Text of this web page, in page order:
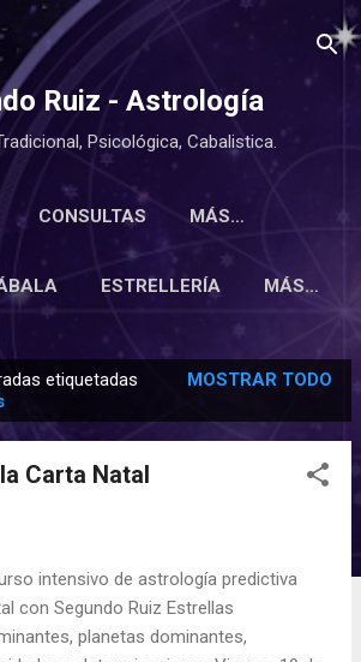
Ir al contenido principal
Ruiz - Astrología
Psicológica, Cabalistica.
CONSULTAS MÁS…
ESTRELLERÍA MÁS…
etiquetadas
MOSTRAR TODO
Carta Natal
intensivo de astrología predictiva
con Segundo Ruiz Estrellas
planetas dominantes,